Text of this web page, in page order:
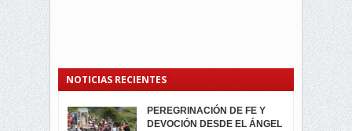
NOTICIAS RECIENTES
PEREGRINACIÓN DE FE Y
DEVOCIÓN DESDE EL ÁNGEL
PROCESIÓN DE LA VIRGEN
DE LA CARIDAD 2024
SEGUNDA VUELTA
ELECCIONES